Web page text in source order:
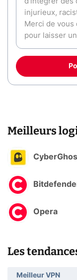
Meilleurs
Opera
Les
Meilleur VPN